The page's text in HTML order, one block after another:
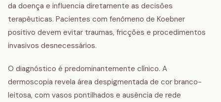
da doença e influencia diretamente as decisões
terapêuticas. Pacientes com fenômeno de Koebner
positivo devem evitar traumas, fricções e procedimentos
invasivos desnecessários.
O diagnóstico é predominantemente clínico. A
dermoscopia revela área despigmentada de cor branco-
leitosa, com vasos pontilhados e ausência de rede